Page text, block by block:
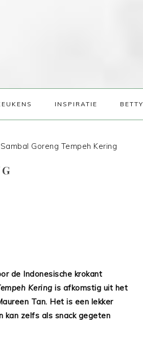
INSPIRATIE BETTY
Goreng Tempeh Kering
de Indonesische krokant
Kering is afkomstig uit het
Tan. Het is een lekker
zelfs als snack gegeten